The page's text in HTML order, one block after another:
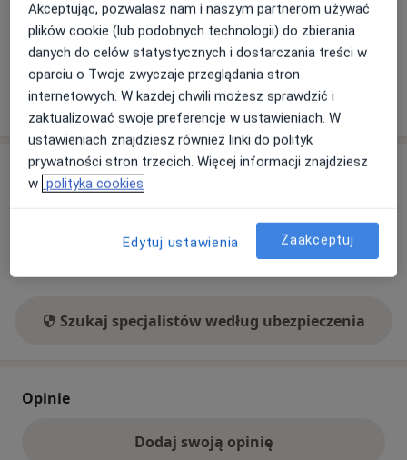
internet
Co mam zrobić w tej sytuacji?
Pokaż więcej
o adresie
Ubezpieczenia - brak akceptowanych
Ten specjalista przyjmuje wyłącznie pacjentów
prywatnych. Możesz opłacić wizytę samodzielnie lub
znaleźć innego specjalistę, który akceptuje Twoje
Szukaj specjalistów według ubezpieczenia
Opinie
Dodaj swoją opinię
Akceptując, pozwalasz nam i naszym partnerom używać
plików cookie (lub podobnych technologii) do zbierania
danych do celów statystycznych i dostarczania treści w
oparciu o Twoje zwyczaje przeglądania stron
internetowych. W każdej chwili możesz sprawdzić i
zaktualizować swoje preferencje w ustawieniach. W
ustawieniach znajdziesz również linki do polityk
prywatności stron trzecich. Więcej informacji znajdziesz
w polityka cookies
Edytuj ustawienia Zaakceptuj